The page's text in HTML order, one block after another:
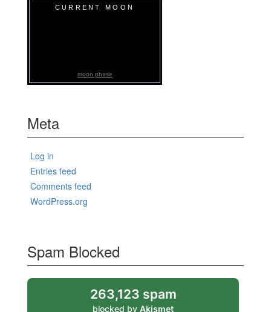
CURRENT MOON
moon phase
Meta
Log in
Entries feed
Comments feed
WordPress.org
Spam Blocked
263,123 spam
blocked by Akismet